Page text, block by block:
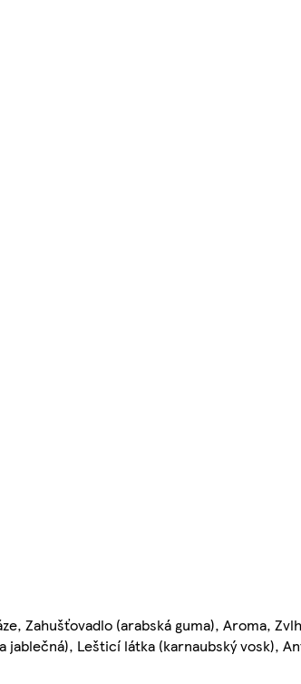
Zahušťovadlo (arabská guma), Aroma,
jablečná), Lešticí látka (karnaubský vosk),